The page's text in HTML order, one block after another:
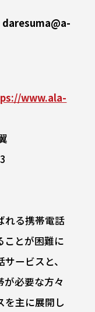
www.ala-
れる携帯電話
ことが困難に
ービスと、
必要な方々
を主に展開し